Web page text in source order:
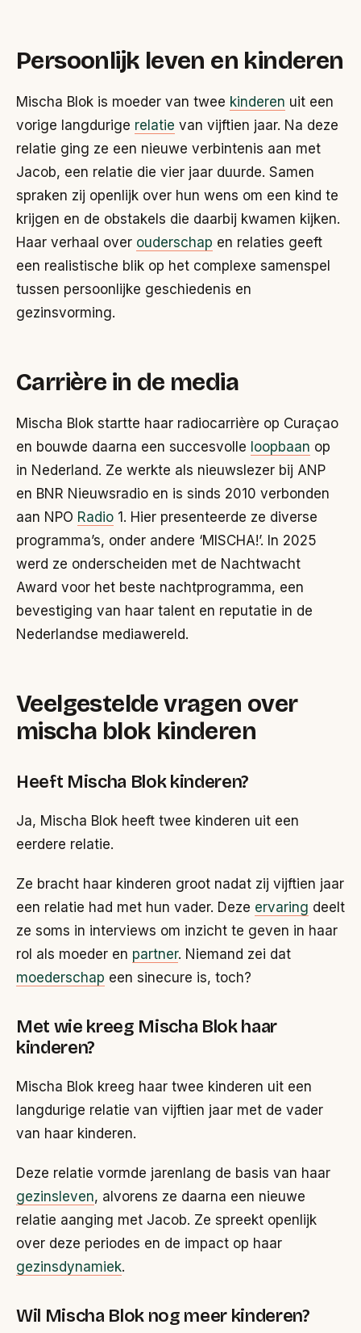
Persoonlijk leven en kinderen
Mischa Blok is moeder van twee kinderen uit een
vorige langdurige relatie van vijftien jaar. Na deze
relatie ging ze een nieuwe verbintenis aan met
Jacob, een relatie die vier jaar duurde. Samen
spraken zij openlijk over hun wens om een kind te
krijgen en de obstakels die daarbij kwamen kijken.
Haar verhaal over ouderschap en relaties geeft
een realistische blik op het complexe samenspel
tussen persoonlijke geschiedenis en
gezinsvorming.
Carrière in de media
Mischa Blok startte haar radiocarrière op Curaçao
en bouwde daarna een succesvolle loopbaan op
in Nederland. Ze werkte als nieuwslezer bij ANP
en BNR Nieuwsradio en is sinds 2010 verbonden
aan NPO Radio 1. Hier presenteerde ze diverse
programma’s, onder andere ‘MISCHA!’. In 2025
werd ze onderscheiden met de Nachtwacht
Award voor het beste nachtprogramma, een
bevestiging van haar talent en reputatie in de
Nederlandse mediawereld.
Veelgestelde vragen over
mischa blok kinderen
Heeft Mischa Blok kinderen?
Ja, Mischa Blok heeft twee kinderen uit een
eerdere relatie.
Ze bracht haar kinderen groot nadat zij vijftien jaar
een relatie had met hun vader. Deze ervaring deelt
ze soms in interviews om inzicht te geven in haar
rol als moeder en partner. Niemand zei dat
moederschap een sinecure is, toch?
Met wie kreeg Mischa Blok haar
kinderen?
Mischa Blok kreeg haar twee kinderen uit een
langdurige relatie van vijftien jaar met de vader
van haar kinderen.
Deze relatie vormde jarenlang de basis van haar
gezinsleven, alvorens ze daarna een nieuwe
relatie aanging met Jacob. Ze spreekt openlijk
over deze periodes en de impact op haar
gezinsdynamiek.
Wil Mischa Blok nog meer kinderen?